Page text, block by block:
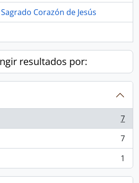
Corazón de Jesús
resultados por:
7
7
1